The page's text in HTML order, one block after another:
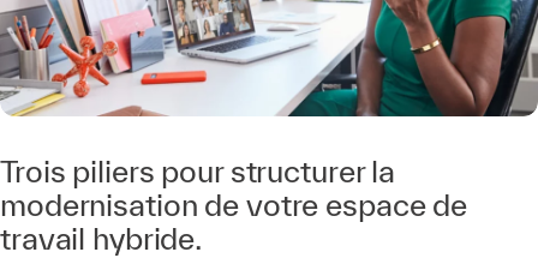
Trois piliers pour structurer la
modernisation de votre espace de
travail hybride.